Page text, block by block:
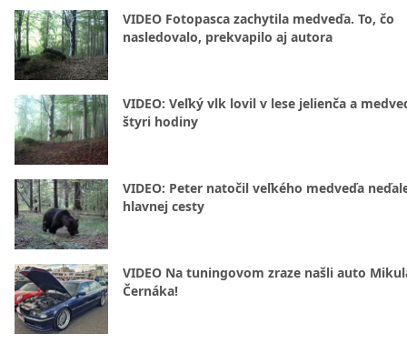
VIDEO Fotopasca zachytila medveďa. To, čo
nasledovalo, prekvapilo aj autora
VIDEO: Veľký vlk lovil v lese jelienča a
štyri hodiny
VIDEO: Peter natočil veľkého medveďa
hlavnej cesty
VIDEO Na tuningovom zraze našli auto
Černáka!